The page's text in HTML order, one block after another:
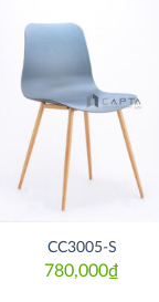
CC3005-S
780,000₫